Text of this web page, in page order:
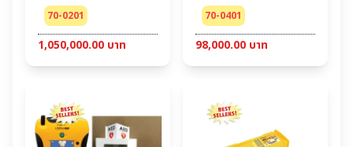
70-0201
1,050,000.00 บาท
70-0401
98,000.00 บาท